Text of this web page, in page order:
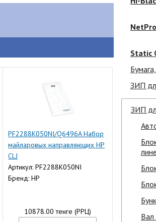
PF2288K050NI/Q6496A Набор
майларовых направляющих HP
CLJ
4700/4730/M4345/M3035/CP4005
(O)
Артикул: PF2288K050NI
Бренд: HP
10878.00 тенге (РРЦ)
Static
ЗИП
ЗИП
Вал